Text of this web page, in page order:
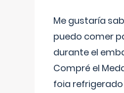
Me gustaría
puedo comer
durante el
Compré el
foia refrigerado